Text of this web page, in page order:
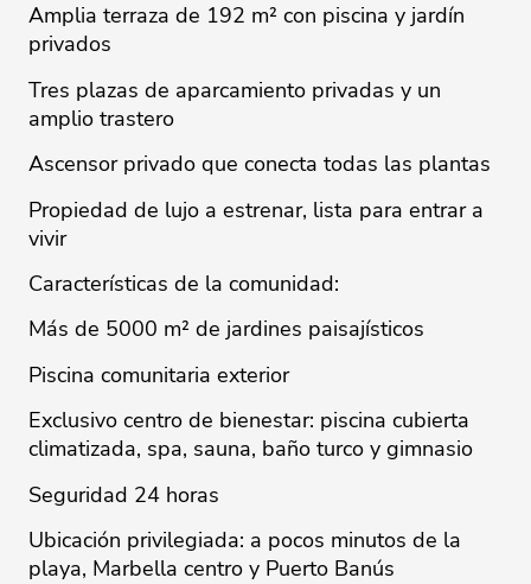
Amplia terraza de 192 m² con piscina y jardín
privados
Tres plazas de aparcamiento privadas y un
amplio trastero
Ascensor privado que conecta todas las plantas
Propiedad de lujo a estrenar, lista para entrar a
vivir
Características de la comunidad:
Más de 5000 m² de jardines paisajísticos
Piscina comunitaria exterior
Exclusivo centro de bienestar: piscina cubierta
climatizada, spa, sauna, baño turco y gimnasio
Seguridad 24 horas
Ubicación privilegiada: a pocos minutos de la
playa, Marbella centro y Puerto Banús